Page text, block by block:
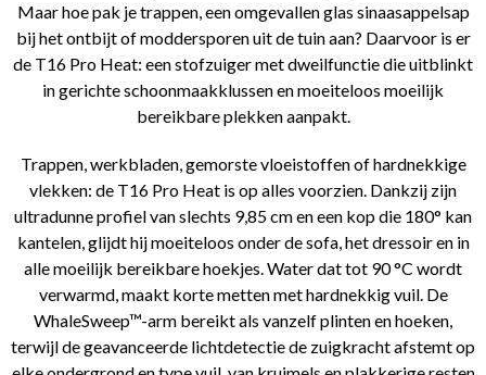
Maar hoe pak je trappen, een omgevallen glas sinaasappelsap
bij het ontbijt of moddersporen uit de tuin aan? Daarvoor is er
de T16 Pro Heat: een stofzuiger met dweilfunctie die uitblinkt
in gerichte schoonmaakklussen en moeiteloos moeilijk
bereikbare plekken aanpakt.
Trappen, werkbladen, gemorste vloeistoffen of hardnekkige
vlekken: de T16 Pro Heat is op alles voorzien. Dankzij zijn
ultradunne profiel van slechts 9,85 cm en een kop die 180° kan
kantelen, glijdt hij moeiteloos onder de sofa, het dressoir en in
alle moeilijk bereikbare hoekjes. Water dat tot 90 °C wordt
verwarmd, maakt korte metten met hardnekkig vuil. De
WhaleSweep™-arm bereikt als vanzelf plinten en hoeken,
terwijl de geavanceerde lichtdetectie de zuigkracht afstemt op